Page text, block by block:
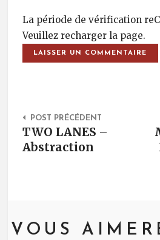
La période de vérification
Veuillez recharger la page.
Post
POST PRÉCÉDENT
TWO LANES –
Abstraction
VOUS